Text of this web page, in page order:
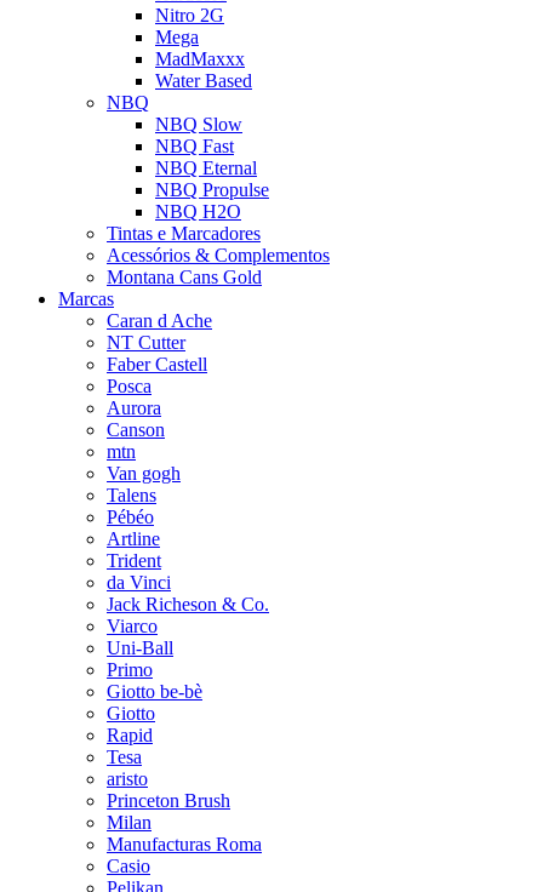
Nitro 2G
Mega
MadMaxxx
Water Based
NBQ
NBQ Slow
NBQ Fast
NBQ Eternal
NBQ Propulse
NBQ H2O
Tintas e Marcadores
Acessórios & Complementos
Montana Cans Gold
Marcas
Caran d Ache
NT Cutter
Faber Castell
Posca
Aurora
Canson
mtn
Van gogh
Talens
Pébéo
Artline
Trident
da Vinci
Jack Richeson & Co.
Viarco
Uni-Ball
Primo
Giotto be-bè
Giotto
Rapid
Tesa
aristo
Princeton Brush
Milan
Manufacturas Roma
Casio
Pelikan